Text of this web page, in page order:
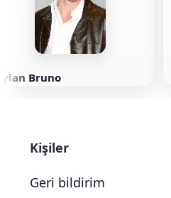
Bruno
Kişiler
Geri bildirim